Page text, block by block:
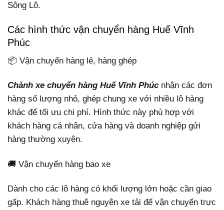
Sông Lô.
Các hình thức vận chuyển hàng Huế Vĩnh
Phúc
📦 Vận chuyển hàng lẻ, hàng ghép
Chành xe chuyển hàng Huế Vĩnh Phúc nhận các đơn
hàng số lượng nhỏ, ghép chung xe với nhiều lô hàng
khác để tối ưu chi phí. Hình thức này phù hợp với
khách hàng cá nhân, cửa hàng và doanh nghiệp gửi
hàng thường xuyên.
🚚 Vận chuyển hàng bao xe
Dành cho các lô hàng có khối lượng lớn hoặc cần giao
gấp. Khách hàng thuê nguyên xe tải để vận chuyển trực